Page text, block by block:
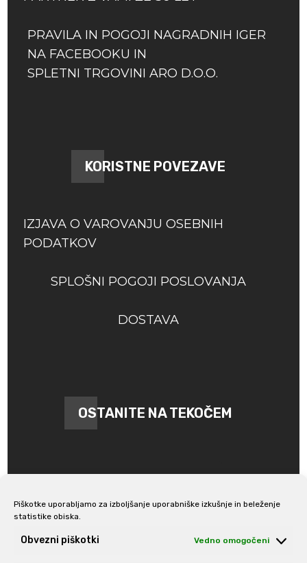
Piškotke uporabljamo za izboljšanje uporabniške izkušnje in beleženje
statistike obiska.
Obvezni piškotki Vedno omogočeni
PRAVILA IN POGOJI NAGRADNIH IGER
NA FACEBOOKU IN
SPLETNI TRGOVINI ARO D.O.O.
KORISTNE POVEZAVE
IZJAVA O VAROVANJU OSEBNIH
PODATKOV
SPLOŠNI POGOJI POSLOVANJA
DOSTAVA
OSTANITE NA TEKOČEM